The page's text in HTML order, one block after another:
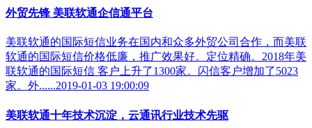
外贸先锋 美联软通企信通平台
美联软通的国际短信业务在国内和众多外贸公司合作，而美联
软通的国际短信价格低廉，推广效果好。定位精确。2018年美
联软通的国际短信 客户上升了1300家。闪信客户增加了5023
家。外......2019-01-03 19:00:09
美联软通十年技术沉淀，云通讯行业技术先驱